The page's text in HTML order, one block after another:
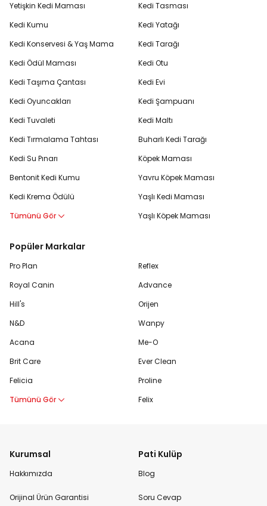
Yetişkin Kedi Maması
Kedi Kumu
Kedi Konservesi & Yaş Mama
Kedi Ödül Maması
Kedi Taşıma Çantası
Kedi Oyuncakları
Kedi Tuvaleti
Kedi Tırmalama Tahtası
Kedi Su Pınarı
Bentonit Kedi Kumu
Kedi Krema Ödülü
Tümünü Gör
Kedi Tasması
Kedi Yatağı
Kedi Tarağı
Kedi Otu
Kedi Evi
Kedi Şampuanı
Kedi Maltı
Buharlı Kedi Tarağı
Köpek Maması
Yavru Köpek Maması
Yaşlı Kedi Maması
Yaşlı Köpek Maması
Popüler Markalar
Pro Plan
Royal Canin
Hill's
N&D
Acana
Brit Care
Felicia
Tümünü Gör
Reflex
Advance
Orijen
Wanpy
Me-O
Ever Clean
Proline
Felix
Kurumsal
Hakkımızda
Orijinal Ürün Garantisi
Pati Kulüp
Blog
Soru Cevap